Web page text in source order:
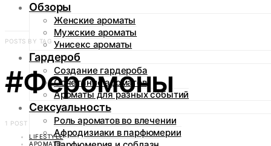
Обзоры
Женские ароматы
Мужские ароматы
Унисекс ароматы
Гардероб
Создание гардероба
Сочетание ароматов
Ароматы для разных событий
Сексуальность
Роль ароматов во влечении
Афродизиаки в парфюмерии
POSTS BY TAG
#Феромоны
1 POST
LIFESTYLE
АРОМАТЫ